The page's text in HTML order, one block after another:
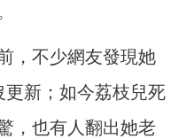
，不少網友發現她
新；如今荔枝兒死
，也有人翻出她老